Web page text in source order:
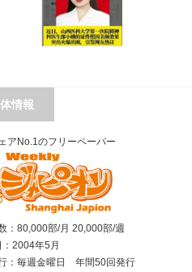
情報
アNo.1のフリーペーパー
：80,000部/月 20,000部/週
：2004年5月
毎週金曜日 年間50回発行